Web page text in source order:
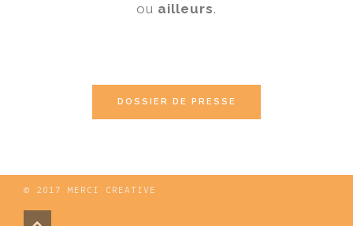
ou ailleurs.
DOSSIER DE PRESSE
© 2017 MERCI CREATIVE